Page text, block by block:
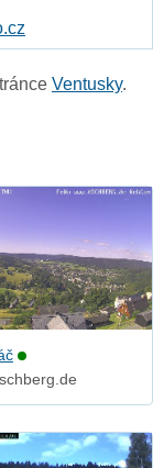
Ventusky.